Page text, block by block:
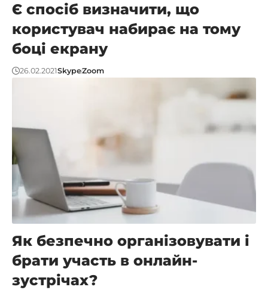
Є спосіб визначити, що
користувач набирає на тому
боці екрану
26.02.2021SkypeZoom
Як безпечно організовувати і
брати участь в онлайн-
зустрічах?